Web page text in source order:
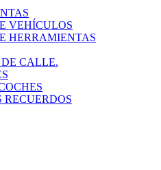
VEHÍCULOS
HERRAMIENTAS
CALLE.